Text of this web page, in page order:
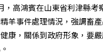
，高鴻賓在山東省利津縣考
羊事件處理情況，強調畜
康，關係到政府形象，要